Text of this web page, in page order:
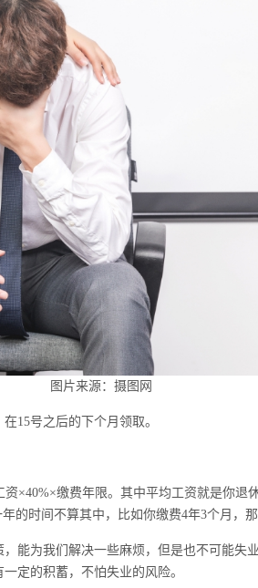
图片来源：摄图网
15号之后的下个月领取。
×40%×缴费年限。其中平均工资就是你退
的时间不算其中，比如你缴费4年3个月，那
为我们解决一些麻烦，但是也不可能失
定的积蓄，不怕失业的风险。